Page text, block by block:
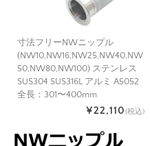
寸法フリーNWニップル
(NW10,NW16,NW25,NW40,NW
50,NW80,NW100) ステンレス
SUS304 SUS316L アルミ A5052
全長：301〜400mm
¥22,110(税込)